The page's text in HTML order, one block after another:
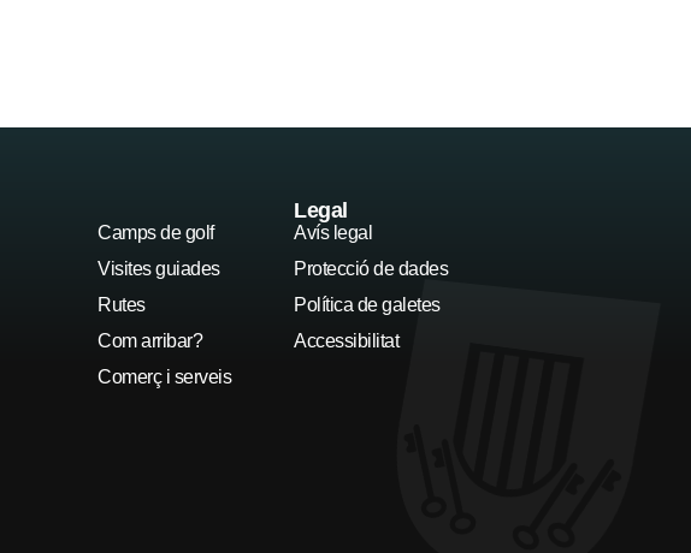
Camps de golf
Visites guiades
Rutes
Com arribar?
Comerç i serveis
Legal
Avís legal
Protecció de dades
Política de galetes
Accessibilitat